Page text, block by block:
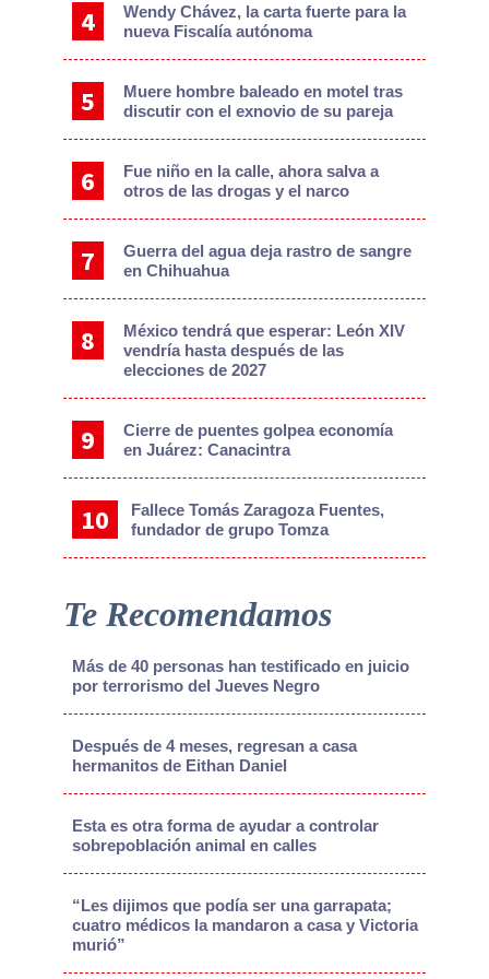
Wendy Chávez, la carta fuerte para la
nueva Fiscalía autónoma
Muere hombre baleado en motel tras
discutir con el exnovio de su pareja
Fue niño en la calle, ahora salva a
otros de las drogas y el narco
Guerra del agua deja rastro de sangre
en Chihuahua
México tendrá que esperar: León XIV
vendría hasta después de las
elecciones de 2027
Cierre de puentes golpea economía
en Juárez: Canacintra
Fallece Tomás Zaragoza Fuentes,
fundador de grupo Tomza
Te Recomendamos
Más de 40 personas han testificado en juicio
por terrorismo del Jueves Negro
Después de 4 meses, regresan a casa
hermanitos de Eithan Daniel
Esta es otra forma de ayudar a controlar
sobrepoblación animal en calles
“Les dijimos que podía ser una garrapata;
cuatro médicos la mandaron a casa y Victoria
murió”